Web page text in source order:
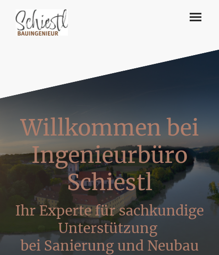
Willkommen bei
Ingenieurbüro
Schiestl
Ihr Experte für sachkundige
Unterstützung
bei Sanierung und Neubau